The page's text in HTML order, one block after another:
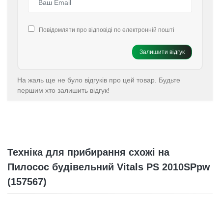
Повідомляти про відповіді по електронній пошті
Залишити відгук
На жаль ще не було відгуків про цей товар. Будьте
першим хто залишить відгук!
Техніка для прибирання схожі на
Пилосос будівельний Vitals PS 2010SPpw
(157567)